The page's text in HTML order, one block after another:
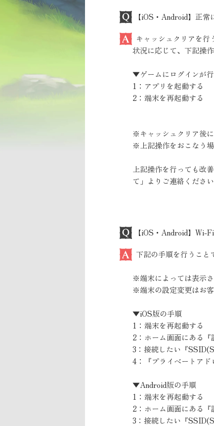
【iOS・Android】正
キャッシュクリアを行
状況に応じて、下記操
▼ゲームにログインが
1：アプリを起動する
2：端末を再起動する
※キャッシュクリア後
※上記操作をおこなう
上記操作を行っても改
て」よりご連絡ください
【iOS・Android】Wi-
下記の手順を行うこと
※端末によっては表示
※端末の設定変更はお
▼iOS版の手順
1：端末を再起動する
2：ホーム画面にある
3：接続したい『
4：『プライベートアド
▼Android版の手順
1：端末を再起動する
2：ホーム画面にある
3：接続したい『